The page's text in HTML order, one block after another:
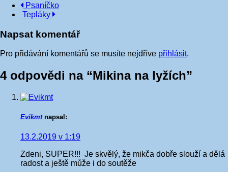
Navigace
příspěvku
Psaníčko
Tepláky
Napsat komentář
Pro přidávání komentářů se musíte nejdříve přihlásit.
4 odpovědi na “Mikina na lyžích”
Evikmt napsal:
13.2.2019 v 1:19
Zdeni, SUPER!!! Je skvělý, že mikča dobře slouží a dělá
radost a ještě může i do soutěže